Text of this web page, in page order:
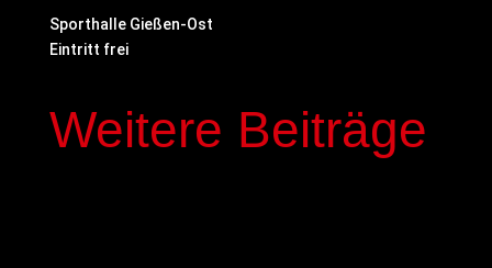
Sporthalle Gießen-Ost
Eintritt frei
Weitere Beiträge